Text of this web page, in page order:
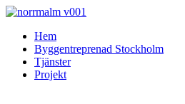
Skip
contentHem
Byggentreprenad Stockholm
Tjänster
Projekt